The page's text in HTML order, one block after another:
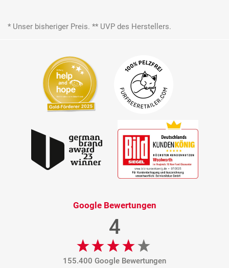
* Unser bisheriger Preis. ** UVP des Herstellers.
Google Bewertungen
4
155.400 Google Bewertungen